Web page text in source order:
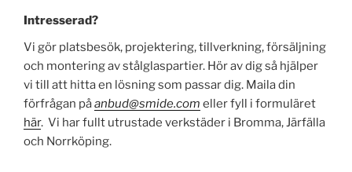
Intresserad?
Vi gör platsbesök, projektering, tillverkning, försäljning
och montering av stålglaspartier. Hör av dig så hjälper
vi till att hitta en lösning som passar dig. Maila din
förfrågan påanbud@smide.com eller fyll i formuläret
här. Vi har fullt utrustade verkstäder i Bromma, Järfälla
och Norrköping.